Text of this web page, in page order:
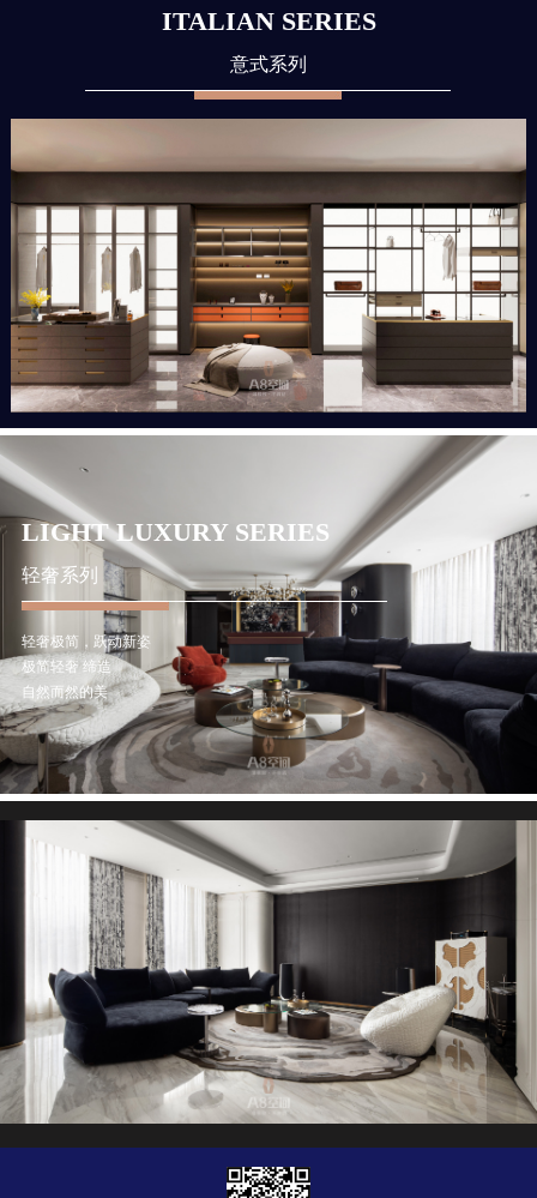
ITALIAN SERIES
意式系列
LIGHT LUXURY SERIES
轻奢系列
轻奢极简，跃动新姿
极简轻奢 缔造
自然而然的美